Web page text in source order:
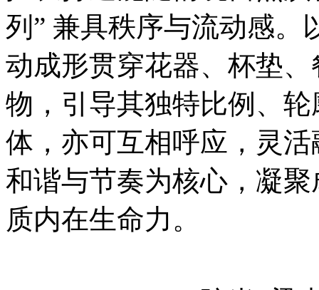
列” 兼具秩序与流动感。
动成形贯穿花器、杯垫
物，引导其独特比例、
体，亦可互相呼应，灵
和谐与节奏为核心，凝
质内在生命力。